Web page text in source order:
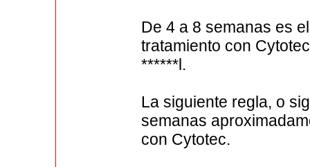
De 4 a 8 semanas es
tratamiento con
******l.
La siguiente regla, o
semanas
con Cytotec.